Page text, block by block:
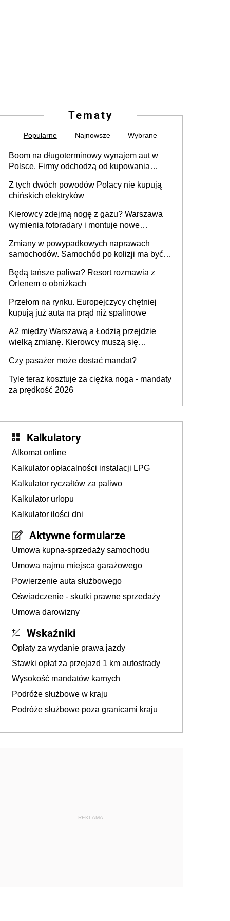
Tematy
Popularne Najnowsze Wybrane
Boom na długoterminowy wynajem aut w
Polsce. Firmy odchodzą od kupowania
Z tych dwóch powodów Polacy nie kupują
chińskich elektryków
Kierowcy zdejmą nogę z gazu? Warszawa
wymienia fotoradary i montuje nowe
Zmiany w powypadkowych naprawach
samochodów. Samochód po kolizji ma być
technologią producenta
Będą tańsze paliwa? Resort rozmawia z
Orlenem o obniżkach
Przełom na rynku. Europejczycy chętniej
kupują już auta na prąd niż spalinowe
A2 między Warszawą a Łodzią przejdzie
wielką zmianę. Kierowcy muszą się
Czy pasażer może dostać mandat?
Tyle teraz kosztuje za ciężka noga - mandaty
za prędkość 2026
Kalkulatory
Alkomat online
Kalkulator opłacalności instalacji LPG
Kalkulator ryczałtów za paliwo
Kalkulator urlopu
Kalkulator ilości dni
Aktywne formularze
Umowa kupna-sprzedaży samochodu
Umowa najmu miejsca garażowego
Powierzenie auta służbowego
Oświadczenie - skutki prawne sprzedaży
Umowa darowizny
Wskaźniki
Opłaty za wydanie prawa jazdy
Stawki opłat za przejazd 1 km autostrady
Wysokość mandatów karnych
Podróże służbowe w kraju
Podróże służbowe poza granicami kraju
REKLAMA